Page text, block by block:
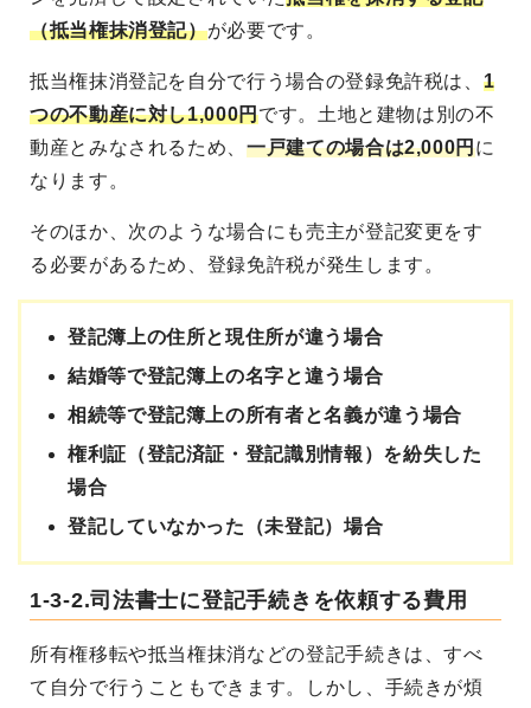
（抵当権抹消登記）が必要です。
抵当権抹消登記を自分で行う場合の登録免許税は、 1
つの不動産に対し1,000円です。土地と建物は別の不
動産とみなされるため、一戸建ての場合は2,000円に
なります。
そのほか、次のような場合にも売主が登記変更をす
る必要があるため、登録免許税が発生します。
登記簿上の住所と現住所が違う場合
結婚等で登記簿上の名字と違う場合
相続等で登記簿上の所有者と名義が違う場合
権利証（登記済証・登記識別情報）を紛失した
場合
登記していなかった（未登記）場合
1-3-2.司法書士に登記手続きを依頼する費用
所有権移転や抵当権抹消などの登記手続きは、すべ
て自分で行うこともできます。しかし、手続きが煩